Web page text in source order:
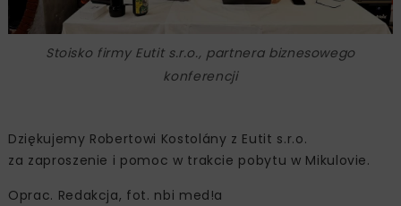
Stoisko firmy Eutit s.r.o., partnera biznesowego
konferencji
Dziękujemy Robertowi Kostolány z Eutit s.r.o.
za zaproszenie i pomoc w trakcie pobytu w Mikulovie.
Oprac. Redakcja, fot. nbi med!a